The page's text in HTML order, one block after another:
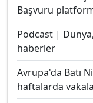
Başvuru
Podcast |
haberler
Avrupa'da Batı
haftalarda